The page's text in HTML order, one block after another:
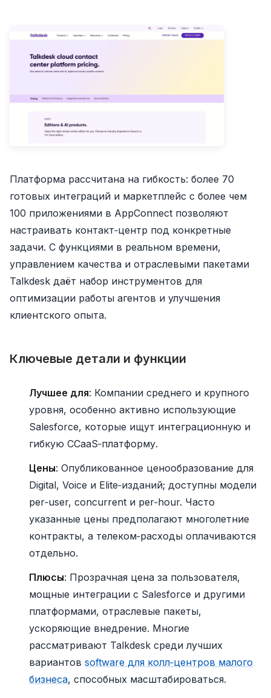
Платформа рассчитана на гибкость: более 70
готовых интеграций и маркетплейс с более чем
100 приложениями в AppConnect позволяют
настраивать контакт‑центр под конкретные
задачи. С функциями в реальном времени,
управлением качества и отраслевыми пакетами
Talkdesk даёт набор инструментов для
оптимизации работы агентов и улучшения
клиентского опыта.
Ключевые детали и функции
Лучшее для: Компании среднего и крупного
уровня, особенно активно использующие
Salesforce, которые ищут интеграционную и
гибкую CCaaS‑платформу.
Цены: Опубликованное ценообразование для
Digital, Voice и Elite‑изданий; доступны модели
per‑user, concurrent и per‑hour. Часто
указанные цены предполагают многолетние
контракты, а телеком‑расходы оплачиваются
отдельно.
Плюсы: Прозрачная цена за пользователя,
мощные интеграции с Salesforce и другими
платформами, отраслевые пакеты,
ускоряющие внедрение. Многие
рассматривают Talkdesk среди лучших
вариантов software для колл‑центров малого
бизнеса, способных масштабироваться.